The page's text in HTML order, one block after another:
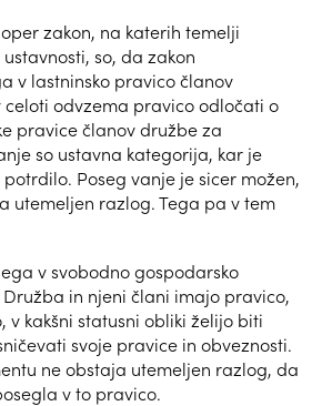
zakon, na katerih temelji
so, da zakon
v lastninsko pravico članov
celoti odvzema pravico odločati o
pravice članov družbe za
so ustavna kategorija, kar je
Poseg vanje je sicer možen,
utemeljen razlog. Tega pa v tem
v svobodno gospodarsko
in njeni člani imajo pravico,
v kakšni statusni obliki želijo biti
svoje pravice in obveznosti.
ne obstaja utemeljen razlog, da
v to pravico.